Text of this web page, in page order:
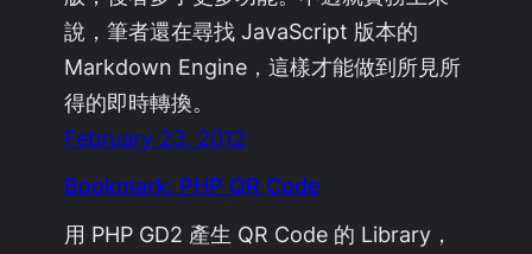
說，筆者還在尋找 JavaScript 版本的
Markdown Engine，這樣才能做到所見所
得的即時轉換。
February 23, 2012
Bookmark: PHP QR Code
用 PHP GD2 產生 QR Code 的 Library，